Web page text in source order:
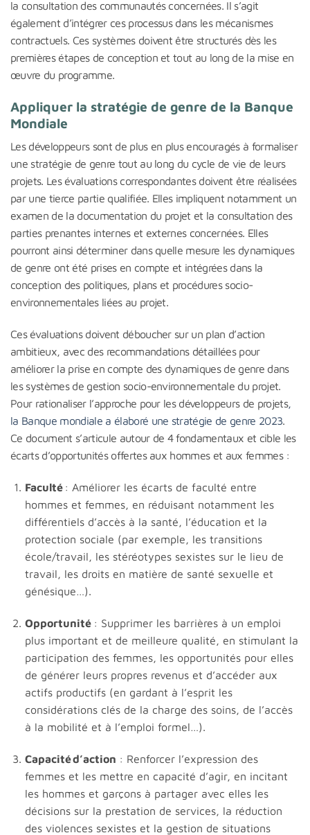
la consultation des communautés concernées. Il s’agit
également d’intégrer ces processus dans les mécanismes
contractuels. Ces systèmes doivent être structurés dès les
premières étapes de conception et tout au long de la mise en
œuvre du programme.
Appliquer la stratégie de genre de la Banque
Mondiale
Les développeurs sont de plus en plus encouragés à formaliser
une stratégie de genre tout au long du cycle de vie de leurs
projets. Les évaluations correspondantes doivent être réalisées
par une tierce partie qualifiée. Elles impliquent notamment un
examen de la documentation du projet et la consultation des
parties prenantes internes et externes concernées. Elles
pourront ainsi déterminer dans quelle mesure les dynamiques
de genre ont été prises en compte et intégrées dans la
conception des politiques, plans et procédures socio-
environnementales liées au projet.
Ces évaluations doivent déboucher sur un plan d’action
ambitieux, avec des recommandations détaillées pour
améliorer la prise en compte des dynamiques de genre dans
les systèmes de gestion socio-environnementale du projet.
Pour rationaliser l’approche pour les développeurs de projets,
la Banque mondiale a élaboré une stratégie de genre 2023.
Ce document s’articule autour de 4 fondamentaux et cible les
écarts d’opportunités offertes aux hommes et aux femmes :
Faculté : Améliorer les écarts de faculté entre
hommes et femmes, en réduisant notamment les
différentiels d’accès à la santé, l’éducation et la
protection sociale (par exemple, les transitions
école/travail, les stéréotypes sexistes sur le lieu de
travail, les droits en matière de santé sexuelle et
génésique…).
Opportunité: Supprimer les barrières à un emploi
plus important et de meilleure qualité, en stimulant la
participation des femmes, les opportunités pour elles
de générer leurs propres revenus et d’accéder aux
actifs productifs (en gardant à l’esprit les
considérations clés de la charge des soins, de l’accès
à la mobilité et à l’emploi formel…).
Capacité d’action : Renforcer l’expression des
femmes et les mettre en capacité d’agir, en incitant
les hommes et garçons à partager avec elles les
décisions sur la prestation de services, la réduction
des violences sexistes et la gestion de situations